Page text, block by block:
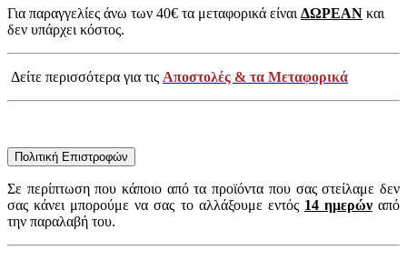
Για παραγγελίες άνω των 40€ τα μεταφορικά είναιΔΩΡΕΑΝ και
δεν υπάρχει κόστος.
Δείτε περισσότερα για τις Αποστολές & τα Μεταφορικά
Πολιτική Επιστροφών
Σε περίπτωση που κάποιο από τα προϊόντα που σας στείλαμε δεν
σας κάνει μπορούμε να σας το αλλάξουμε εντός 14 ημερώναπό
την παραλαβή του.